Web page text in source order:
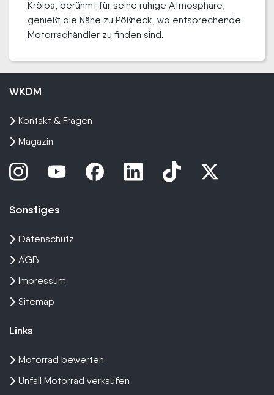
Krölpa, berühmt für seine ruhige Atmosphäre,
genießt die Nähe zu Pößneck, wo entsprechende
Motorradhändler zu finden sind.
WKDM
Kontakt & Fragen
Magazin
Sonstiges
Datenschutz
AGB
Impressum
Sitemap
Links
Motorrad bewerten
Unfall Motorrad verkaufen